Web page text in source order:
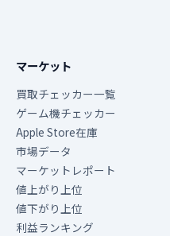
マーケット
買取チェッカー一覧
ゲーム機チェッカー
Apple Store在庫
市場データ
マーケットレポート
値上がり上位
値下がり上位
利益ランキング